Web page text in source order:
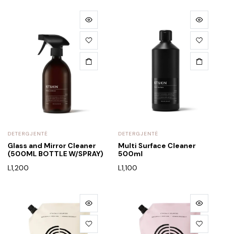
DETERGJENTË
Glass and Mirror Cleaner
(500ML BOTTLE W/SPRAY)
L1,200
DETERGJENTË
Multi Surface Cleaner
500ml
L1,100